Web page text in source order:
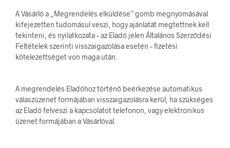
A Vásárló a „Megrendelés elküldése” gomb megnyomásával
kifejezetten tudomásul veszi, hogy ajánlatát megtettnek kell
tekinteni, és nyilatkozata – az Eladó jelen Általános Szerződési
Feltételek szerinti visszaigazolása esetén – fizetési
kötelezettséget von maga után.
A megrendelés Eladóhoz történő beérkezése automatikus
válaszüzenet formájában visszaigazolásra kerül, ha szükséges
az Eladó felveszi a kapcsolatot telefonon, vagy elektronikus
üzenet formájában a Vásárlóval.